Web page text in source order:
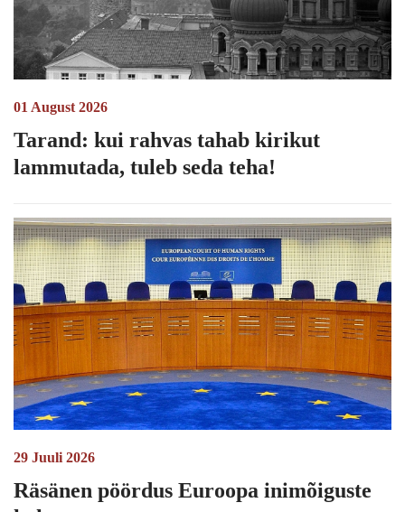
01 August 2026
Tarand: kui rahvas tahab kirikut
lammutada, tuleb seda teha!
29 Juuli 2026
Räsänen pöördus Euroopa inimõiguste